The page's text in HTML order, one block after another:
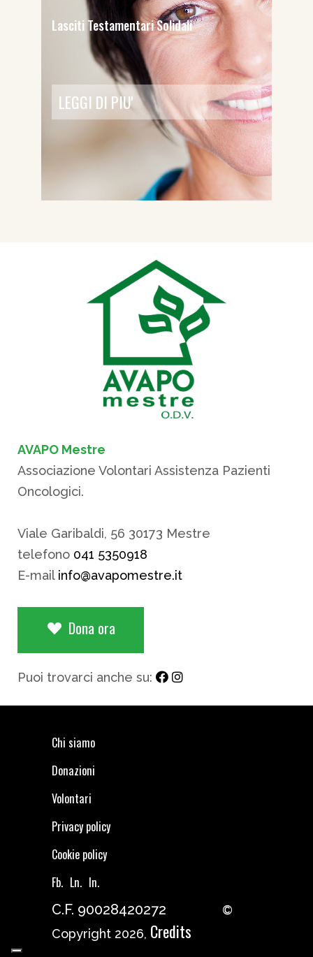
Lasciti Testamentari Solidali
LEGGI DI PIU'
AVAPO Mestre
Associazione Volontari Assistenza Pazienti
Oncologici.
Viale Garibaldi, 56 30173 Mestre
telefono 041 5350918
E-mail info@avapomestre.it
Dona ora
Puoi trovarci anche su:
Chi siamo
Donazioni
Volontari
Privacy policy
Cookie policy
Fb. Ln. In.
C.F. 90028420272
©
Copyright 2026, Credits